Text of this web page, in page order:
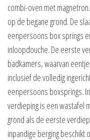
combi-oven met
op de begane grond. De
eenpersoons box springs
inloopdouche. De eerste
badkamers, waarvan
inclusief de volledig
eenpersoons boxsprings.
verdieping is een wastafel
grond als de eerste
inpandige berging beschikt